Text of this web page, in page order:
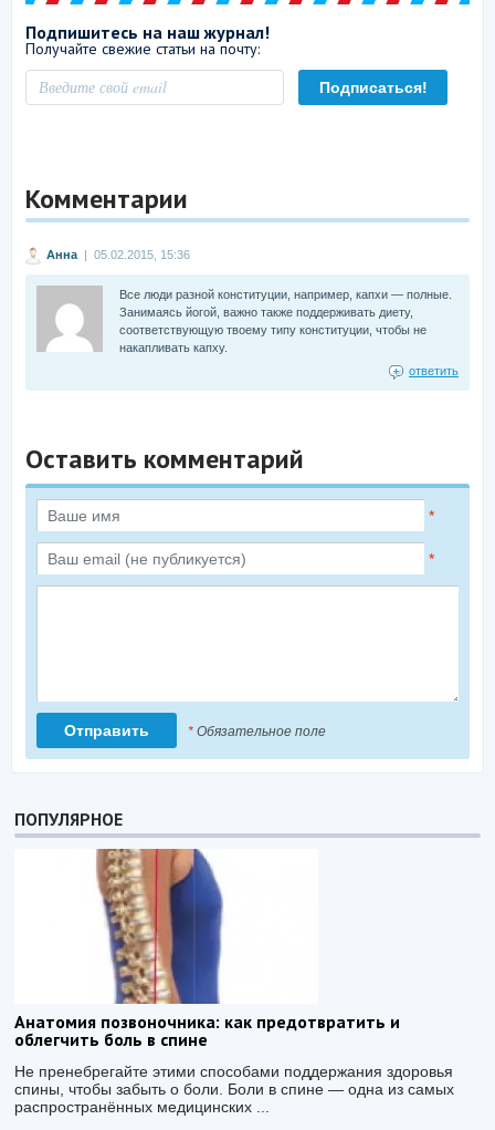
Подпишитесь на наш журнал!
Получайте свежие статьи на почту:
Комментарии
Анна | 05.02.2015, 15:36
Все люди разной конституции, например, капхи — полные.
Занимаясь йогой, важно также поддерживать диету,
соответствующую твоему типу конституции, чтобы не
накапливать капху.
ответить
Оставить комментарий
*
*
* Обязательное поле
ПОПУЛЯРНОЕ
Анатомия позвоночника: как предотвратить и
облегчить боль в спине
Не пренебрегайте этими способами поддержания здоровья
спины, чтобы забыть о боли. Боли в спине — одна из самых
распространённых медицинских ...